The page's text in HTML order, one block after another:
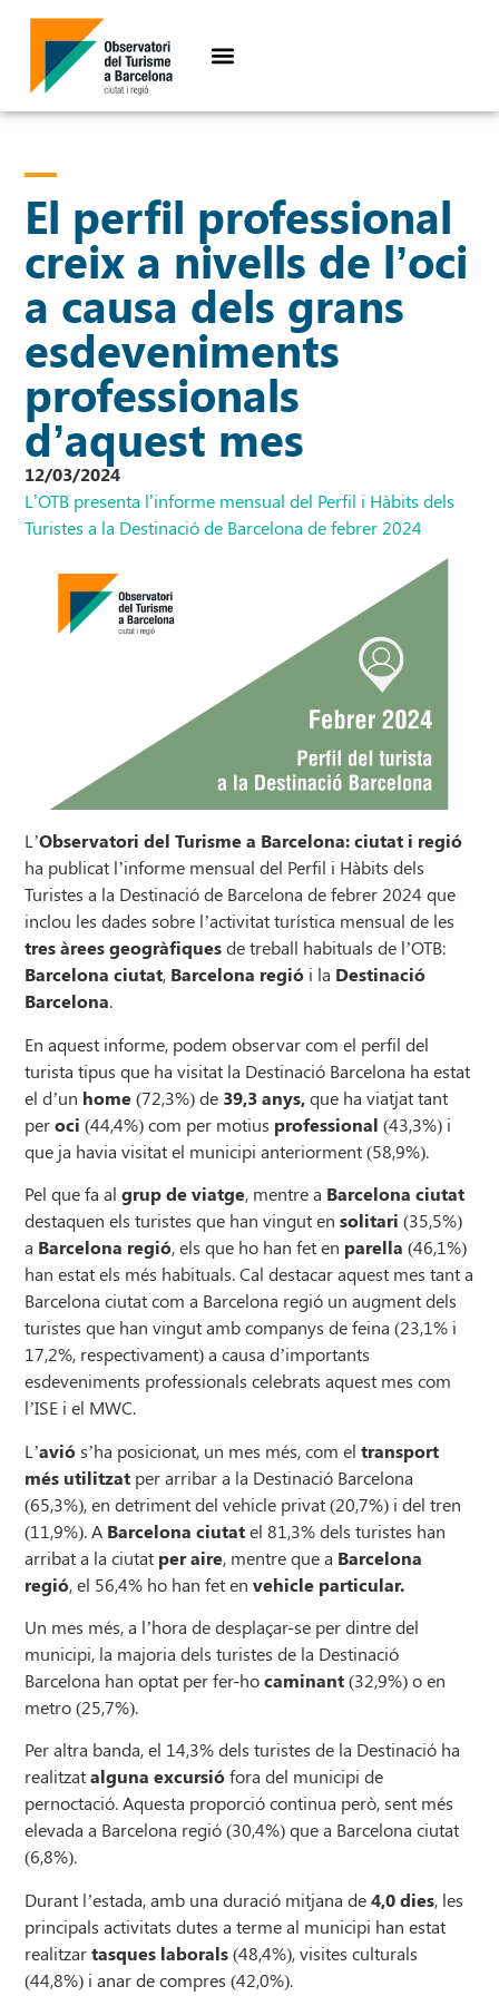
El perfil professional
creix a nivells de l’oci
a causa dels grans
esdeveniments
professionals
d’aquest mes
12/03/2024
L’OTB presenta l’informe mensual del Perfil i Hàbits dels
Turistes a la Destinació de Barcelona de febrer 2024
L’Observatori del Turisme a Barcelona: ciutat i regió
ha publicat l’informe mensual del Perfil i Hàbits dels
Turistes a la Destinació de Barcelona de febrer 2024 que
inclou les dades sobre l’activitat turística mensual de les
tres àrees geogràfiquesde treball habituals de l’OTB:
Barcelona ciutat, Barcelona regió i la Destinació
Barcelona.
En aquest informe, podem observar com el perfil del
turista tipus que ha visitat la Destinació Barcelona ha estat
el d’un home(72,3%) de 39,3 anys,que ha viatjat tant
peroci(44,4%) com per motius professional(43,3%) i
que ja havia visitat el municipi anteriorment (58,9%).
Pel que fa algrup de viatge, mentre a Barcelona ciutat
destaquen els turistes que han vingut ensolitari (35,5%)
a Barcelona regió, els que ho han fet en parella (46,1%)
han estat els més habituals. Cal destacar aquest mes tant a
Barcelona ciutat com a Barcelona regió un augment dels
turistes que han vingut amb companys de feina (23,1% i
17,2%, respectivament) a causa d’importants
esdeveniments professionals celebrats aquest mes com
l’ISE i el MWC.
L’aviós’ha posicionat, un mes més, com eltransport
més utilitzat per arribar a la Destinació Barcelona
(65,3%), en detriment del vehicle privat (20,7%) i del tren
(11,9%). A Barcelona ciutatel 81,3% dels turistes han
arribat a la ciutat per aire, mentre que a Barcelona
regió, el 56,4% ho han fet envehicle particular.
Un mes més, a l’hora de desplaçar-se per dintre del
municipi, la majoria dels turistes de la Destinació
Barcelona han optat per fer-hocaminant(32,9%) o en
metro (25,7%).
Per altra banda, el 14,3% dels turistes de la Destinació ha
realitzatalguna excursiófora del municipi de
pernoctació. Aquesta proporció continua però, sent més
elevada a Barcelona regió (30,4%) que a Barcelona ciutat
(6,8%).
Durant l’estada, amb una duració mitjana de4,0 dies, les
principals activitats dutes a terme al municipi han estat
realitzartasques laborals(48,4%), visites culturals
(44,8%) i anar de compres (42,0%).